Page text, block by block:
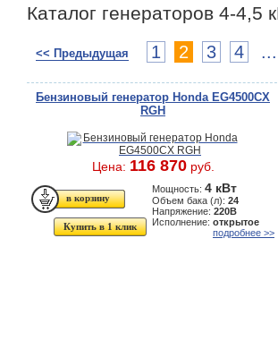
Каталог генераторов 4-4,5
<< Предыдущая 1 2 3 4 ...
Бензиновый генератор Honda EG4500CX
RGH
Цена: 116 870руб.
Купить в 1 клик
Мощность: 4 кВт
Объем бака (л): 24
Напряжение: 220В
Исполнение: открытое
подробнее >>